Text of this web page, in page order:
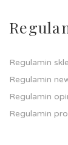
Regulamin
Regulamin
Regulamin
Regulamin